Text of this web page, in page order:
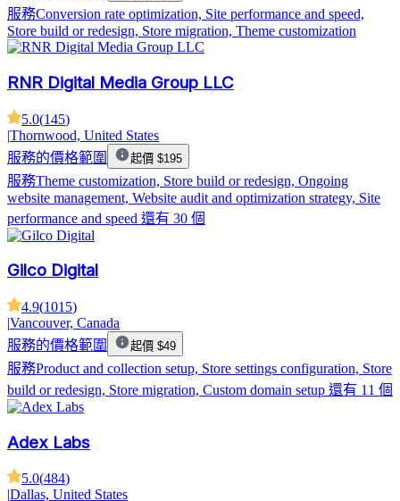
服務Conversion rate optimization, Site performance and speed,
Store build or redesign, Store migration, Theme customization
RNR Digital Media Group LLC
5.0(145)
|Thornwood, United States
服務的價格範圍
起價 $195
服務Theme customization, Store build or redesign, Ongoing
website management, Website audit and optimization strategy, Site
performance and speed 還有 30 個
Gilco Digital
4.9(1015)
|Vancouver, Canada
服務的價格範圍
起價 $49
服務Product and collection setup, Store settings configuration, Store
build or redesign, Store migration, Custom domain setup 還有 11 個
Adex Labs
5.0(484)
|Dallas, United States